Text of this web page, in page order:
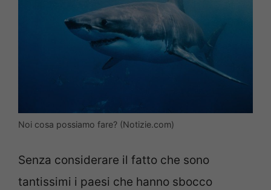
Noi cosa possiamo fare? (Notizie.com)
Senza considerare il fatto che sono
tantissimi i paesi che hanno sbocco